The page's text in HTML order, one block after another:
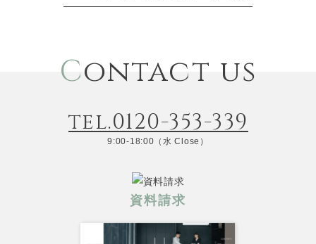
Contact us
tel.0120-353-339
9:00-18:00（水 Close）
資料請求